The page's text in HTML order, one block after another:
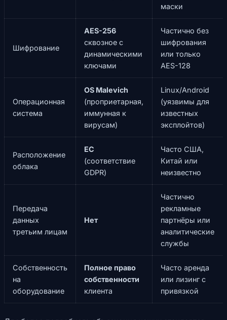
маски
Шифрование
AES-256
сквозное с
динамическими
ключами
Частично без
шифрования
или только
AES-128
Операционная
система
OS Malevich
(проприетарная,
иммунная к
вирусам)
Linux/Android
(уязвимы для
известных
эксплойтов)
Расположение
облака
ЕС
(соответствие
GDPR)
Часто США,
Китай или
неизвестно
Передача
данных
третьим лицам
Нет
Частично
рекламные
партнёры или
аналитические
службы
Собственность
на
оборудование
Полное право
собственности
клиента
Часто аренда
или лизинг с
привязкой